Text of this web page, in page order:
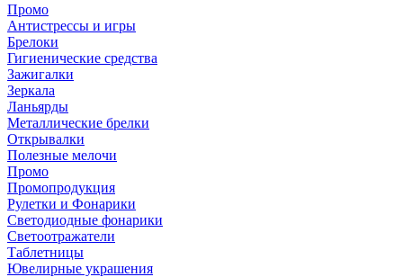
Промо
Антистрессы и игры
Брелоки
Гигиенические средства
Зажигалки
Зеркала
Ланьярды
Металлические брелки
Открывалки
Полезные мелочи
Промо
Промопродукция
Рулетки и Фонарики
Светодиодные фонарики
Светоотражатели
Таблетницы
Ювелирные украшения